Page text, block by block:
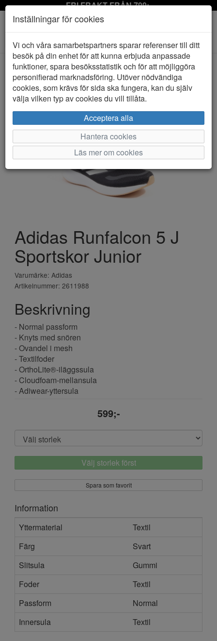
FRI FRAKT FRÅN 799:-
Toggle
navigation
HEM ADIDAS
Adidas Runfalcon 5 J
Sportskor Junior
Varumärke: Adidas
Artikelnummer: 2611988
Beskrivning
- Normal passform
- Knyts med snören
- Ovandel i mesh
- Textilfoder
- OrthoLite®-iläggssula
- Cloudfoam-mellansula
- Adiwear-yttersula
599;-
Välj storlek först
Spara som favorit
Information
Yttermaterial
Textil
Färg
Svart
Slitsula
Gummi
Foder
Textil
Passform
Normal
Innersula
Textil
Inställningar för cookies
Vi och våra samarbetspartners sparar referenser till ditt
besök på din enhet för att kunna erbjuda anpassade
funktioner, spara besöksstatistik och för att möjliggöra
personifierad marknadsföring. Utöver nödvändiga
cookies, som krävs för sida ska fungera, kan du själv
välja vilken typ av cookies du vill tillåta.
Acceptera alla
Hantera cookies
Läs mer om cookies